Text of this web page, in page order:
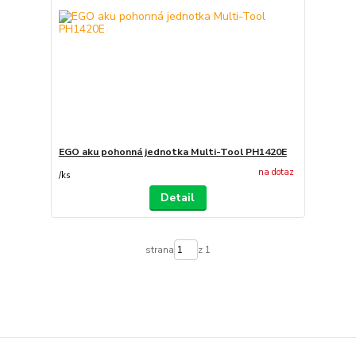
EGO aku pohonná jednotka Multi-Tool PH1420E
/ks na dotaz
Detail
strana z 1